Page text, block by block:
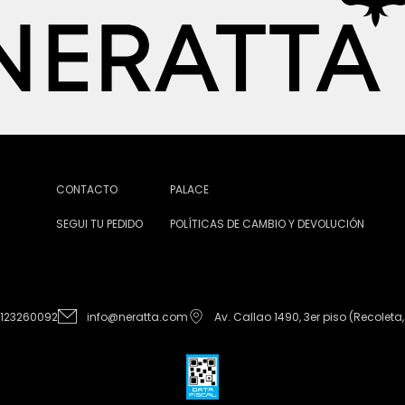
CONTACTO PALACE
SEGUI TU PEDIDO POLÍTICAS DE CAMBIO Y DEVOLUCIÓN
info@neratta.com Av. Callao 1490, 3er piso (Recoleta,